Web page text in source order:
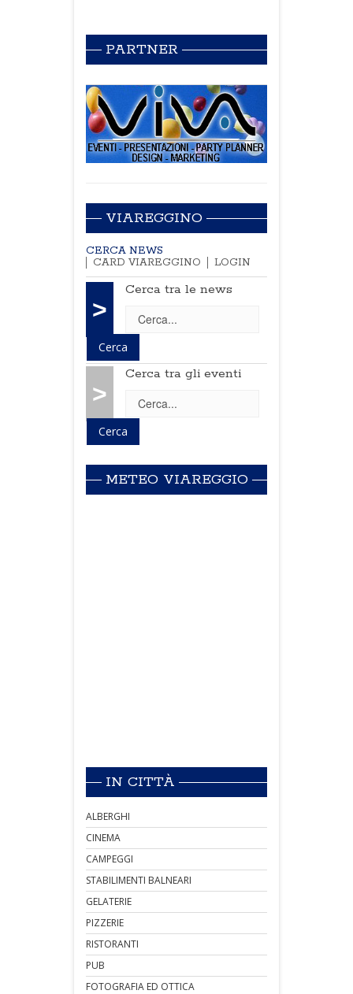
PARTNER
VIAREGGINO
CERCA NEWS
CARD VIAREGGINO
LOGIN
>
Cerca tra le news
>
Cerca tra gli eventi
METEO VIAREGGIO
IN CITTÀ
ALBERGHI
CINEMA
CAMPEGGI
STABILIMENTI BALNEARI
GELATERIE
PIZZERIE
RISTORANTI
PUB
FOTOGRAFIA ED OTTICA